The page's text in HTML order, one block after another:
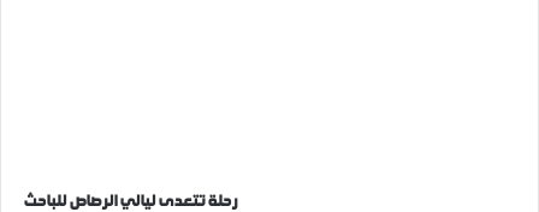
رحلة تتعدى ليالي الرصاص للباحث